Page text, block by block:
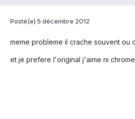
Posté(e) 5 décembre 2012
meme probleme il crache souvent ou
et je prefere l'original j'aime ni